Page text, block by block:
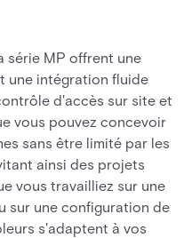
série MP offrent une
une intégration fluide
d'accès sur site et
vous pouvez concevoir
sans être limité par les
ainsi des projets
vous travailliez sur une
sur une configuration de
s'adaptent à vos